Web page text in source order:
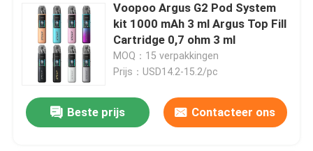
Voopoo Argus G2 Pod System
kit 1000 mAh 3 ml Argus Top Fill
Cartridge 0,7 ohm 3 ml
MOQ：15 verpakkingen
Prijs：USD14.2-15.2/pc
Beste prijs Contacteer ons